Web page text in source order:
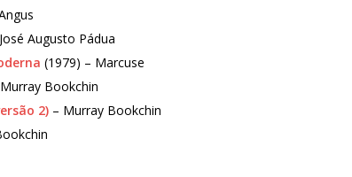
Augusto Pádua
(1979) – Marcuse
Bookchin
2) – Murray Bookchin